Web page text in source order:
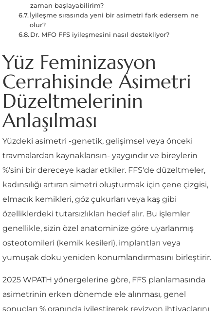
zaman başlayabilirim?
İyileşme sırasında yeni bir asimetri fark edersem ne
olur?
Dr. MFO FFS iyileşmesini nasıl destekliyor?
Yüz Feminizasyon
Cerrahisinde Asimetri
Düzeltmelerinin
Anlaşılması
Yüzdeki asimetri -genetik, gelişimsel veya önceki
travmalardan kaynaklansın- yaygındır ve bireylerin
%'sini bir dereceye kadar etkiler. FFS'de düzeltmeler,
kadınsılığı artıran simetri oluşturmak için çene çizgisi,
elmacık kemikleri, göz çukurları veya kaş gibi
özelliklerdeki tutarsızlıkları hedef alır. Bu işlemler
genellikle, sizin özel anatominize göre uyarlanmış
osteotomileri (kemik kesileri), implantları veya
yumuşak doku yeniden konumlandırmasını birleştirir.
2025 WPATH yönergelerine göre, FFS planlamasında
asimetrinin erken dönemde ele alınması, genel
sonuçları % oranında iyileştirerek revizyon ihtiyaçlarını